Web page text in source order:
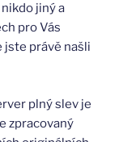
jiný a
pro Vás
jste právě našli
plný slev je
zpracovaný